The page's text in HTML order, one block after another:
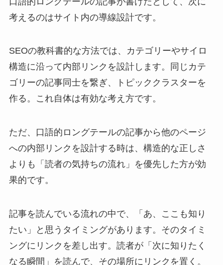
考えるのはサイト内の導線設計です。
SEOの教科書的な方法では、カテゴリーやサイロ
構造に沿って内部リンクを設計します。同じカテ
ゴリーの記事同士を繋ぎ、トピッククラスターを
作る。これ自体は有効な考え方です。
ただ、口語的ロングテールの記事から他のページ
への内部リンクを設計する時は、構造的な正しさ
よりも「読者の気持ちの流れ」を優先した方が効
果的です。
記事を読んでいる流れの中で、「あ、ここも知り
たい」と思うタイミングがあります。そのタイミ
ングにリンクを差し出す。読者が「次に知りたく
なる瞬間」を読んで、その場所にリンクを置く。